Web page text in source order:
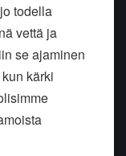
todella
vettä ja
se ajaminen
kärki